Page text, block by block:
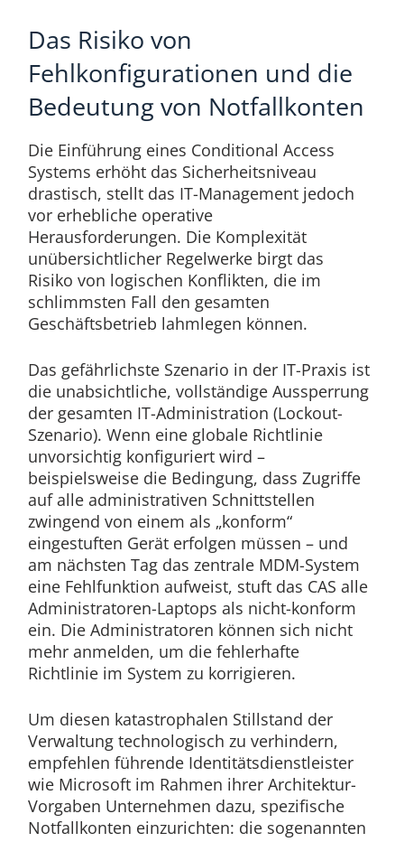
Das Risiko von
Fehlkonfigurationen und die
Bedeutung von Notfallkonten
Die Einführung eines Conditional Access
Systems erhöht das Sicherheitsniveau
drastisch, stellt das IT-Management jedoch
vor erhebliche operative
Herausforderungen. Die Komplexität
unübersichtlicher Regelwerke birgt das
Risiko von logischen Konflikten, die im
schlimmsten Fall den gesamten
Geschäftsbetrieb lahmlegen können.
Das gefährlichste Szenario in der IT-Praxis ist
die unabsichtliche, vollständige Aussperrung
der gesamten IT-Administration (Lockout-
Szenario). Wenn eine globale Richtlinie
unvorsichtig konfiguriert wird –
beispielsweise die Bedingung, dass Zugriffe
auf alle administrativen Schnittstellen
zwingend von einem als „konform“
eingestuften Gerät erfolgen müssen – und
am nächsten Tag das zentrale MDM-System
eine Fehlfunktion aufweist, stuft das CAS alle
Administratoren-Laptops als nicht-konform
ein. Die Administratoren können sich nicht
mehr anmelden, um die fehlerhafte
Richtlinie im System zu korrigieren.
Um diesen katastrophalen Stillstand der
Verwaltung technologisch zu verhindern,
empfehlen führende Identitätsdienstleister
wie Microsoft im Rahmen ihrer Architektur-
Vorgaben Unternehmen dazu, spezifische
Notfallkonten einzurichten: die sogenannten